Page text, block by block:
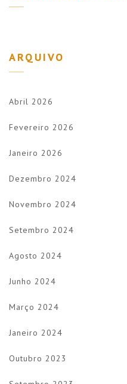
ARQUIVO
Abril 2026
Fevereiro 2026
Janeiro 2026
Dezembro 2024
Novembro 2024
Setembro 2024
Agosto 2024
Junho 2024
Março 2024
Janeiro 2024
Outubro 2023